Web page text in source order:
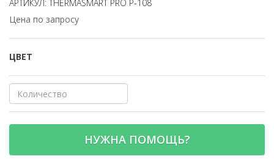
АРТИКУЛ: THERMASMART PRO P-108
Цена по запросу
ЦВЕТ
НУЖНА ПОМОЩЬ?